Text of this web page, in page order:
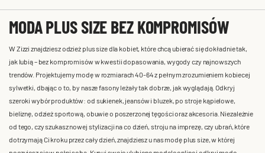
MODA PLUS SIZE BEZ KOMPROMISÓW
W Zizzi znajdziesz odzież plus size dla kobiet, które chcą ubierać się dokładnie tak,
jak lubią – bez kompromisów w kwestii dopasowania, wygody czy najnowszych
trendów. Projektujemy modę w rozmiarach 40-64 z pełnym zrozumieniem kobiecej
sylwetki, dbając o to, by nasze fasony leżały tak dobrze, jak wyglądają. Odkryj
szeroki wybór produktów: od sukienek, jeansów i bluzek, po stroje kąpielowe,
bieliznę, odzież sportową, obuwie o poszerzonej tęgości oraz akcesoria. Niezależnie
od tego, czy szukasz nowej stylizacji na co dzień, stroju na imprezę, czy ubrań, które
dotrzymają Ci kroku przez cały dzień, znajdziesz u nas modę plus size, w której